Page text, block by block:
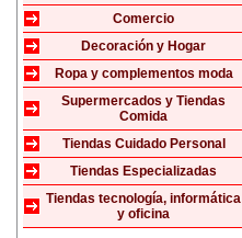
Comercio
Decoración y Hogar
Ropa y complementos moda
Supermercados y Tiendas
Comida
Tiendas Cuidado Personal
Tiendas Especializadas
Tiendas tecnología, informática
y oficina